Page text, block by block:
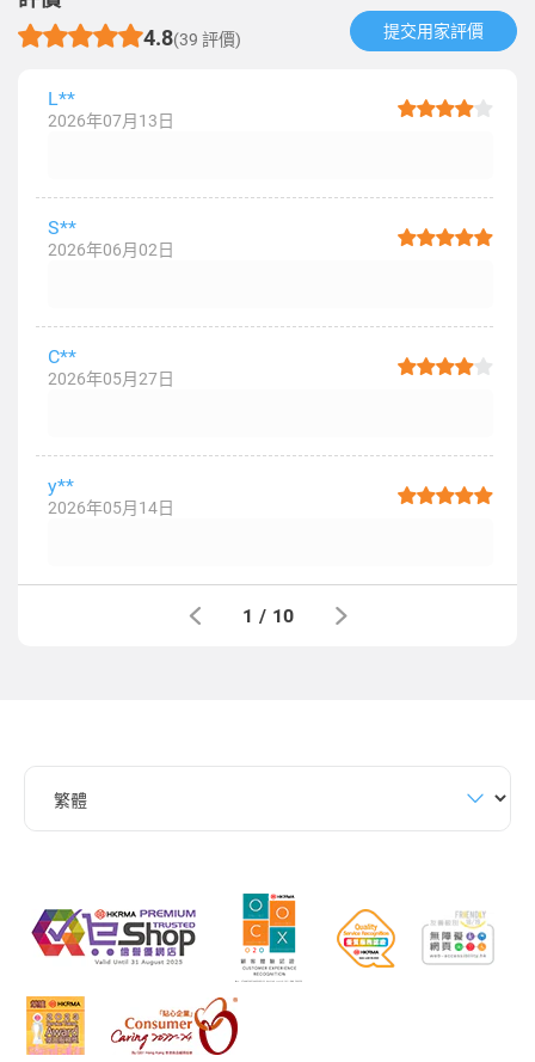
4.8(39 評價) 提交用家評價​
L**
2026年07月13日
S**
2026年06月02日
C**
2026年05月27日
y**
2026年05月14日
1 / 10